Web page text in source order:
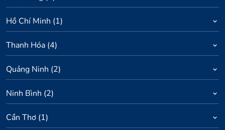
Hồ Chí Minh (1)
Thanh Hóa (4)
Quảng Ninh (2)
Ninh Bình (2)
Cần Thơ (1)